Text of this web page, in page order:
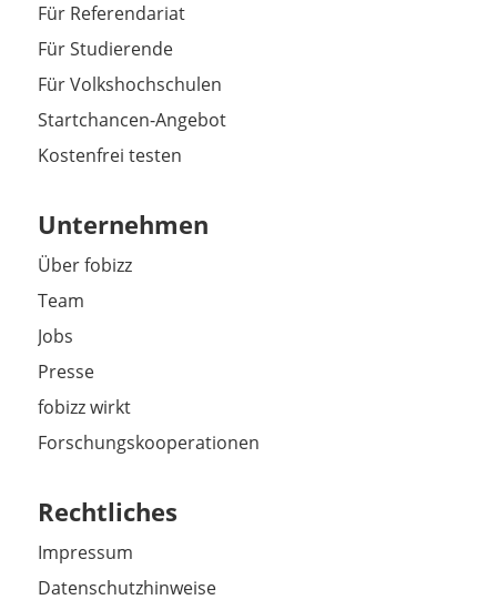
Für Referendariat
Für Studierende
Für Volkshochschulen
Startchancen-Angebot
Kostenfrei testen
Unternehmen
Über fobizz
Team
Jobs
Presse
fobizz wirkt
Forschungskooperationen
Rechtliches
Impressum
Datenschutzhinweise